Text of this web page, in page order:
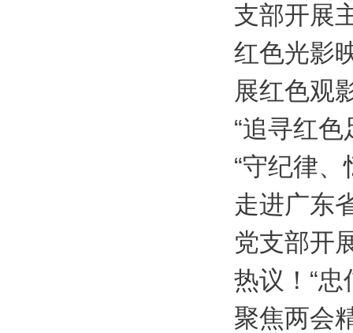
支部开展
红色光影
展红色观
“追寻红
“守纪律
走进广东
党支部开
热议！“
聚焦两会